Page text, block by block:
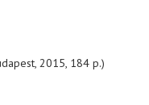
2015, 184 p.)